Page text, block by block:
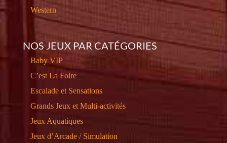
Western
NOS JEUX PAR CATÉGORIES
Baby VIP
C’est La Foire
Escalade et Sensations
Grands Jeux et Multi-activités
Jeux Aquatiques
Jeux d’Arcade / Simulation